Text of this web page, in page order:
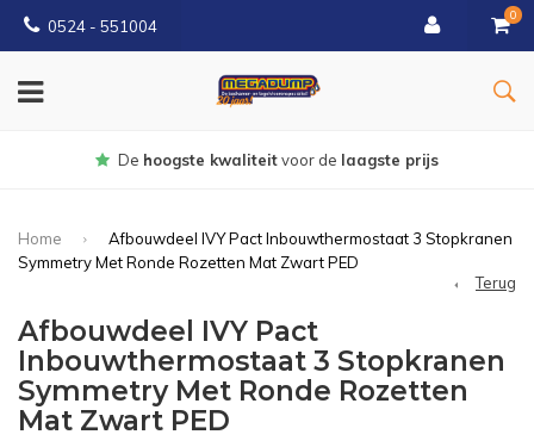
0524 - 551004
0
Gratisbezorgd vanaf €150
Home
Afbouwdeel IVY Pact Inbouwthermostaat 3 Stopkranen
Symmetry Met Ronde Rozetten Mat Zwart PED
Terug
Afbouwdeel IVY Pact
Inbouwthermostaat 3 Stopkranen
Symmetry Met Ronde Rozetten
Mat Zwart PED